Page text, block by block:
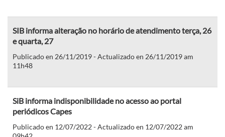
SIB informa alteração no horário de atendimento terça, 26
e quarta, 27
Publicado en 26/11/2019 - Actualizado en 26/11/2019 am
11h48
SiB informa indisponibilidade no acesso ao portal
periódicos Capes
Publicado en 12/07/2022 - Actualizado en 12/07/2022 am